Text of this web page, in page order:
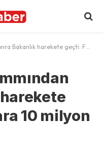
geçti: Fırsatçılara 10 milyon lira ceza
10 milyon